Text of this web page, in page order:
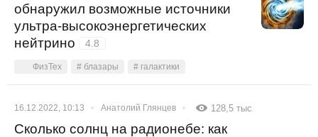
обнаружил возможные источники
ультра-высокоэнергетических
нейтрино
4.8
ФизТех # блазары # галактики
16.12.2022, 10:13 Анатолий Глянцев 128,5 тыс
Сколько солнц на радионебе: как